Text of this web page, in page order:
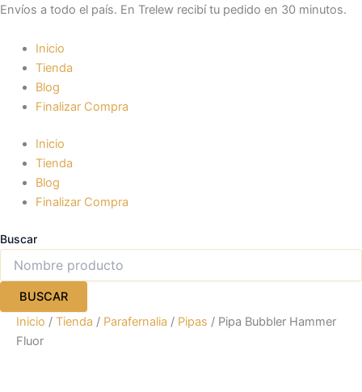
Ir
contenido
Envíos a todo el país. En Trelew recibí tu pedido en 30 minutos.
Inicio
Tienda
Blog
Finalizar Compra
Inicio
Tienda
Blog
Finalizar Compra
Buscar
BUSCAR
Inicio / Tienda / Parafernalia / Pipas / Pipa Bubbler Hammer
Fluor
Pipa
Fluor
cantidad